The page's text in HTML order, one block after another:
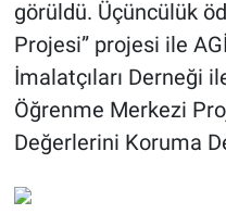
görüldü. Üçüncülük
Projesi” projesi ile
İmalatçıları Derneği
Öğrenme Merkezi
Değerlerini Koruma